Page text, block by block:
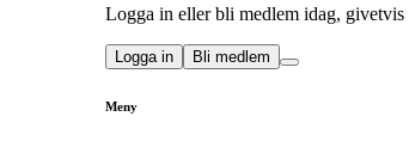
Logga in eller bli medlem idag, givetvis
Logga in Bli medlem
Meny